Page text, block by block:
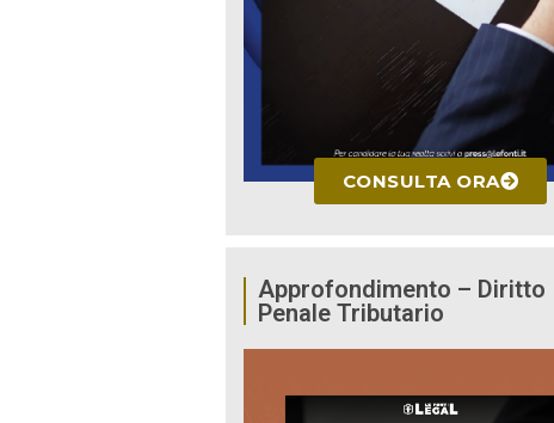
CONSULTA ORA
Approfondimento – Diritto
Penale Tributario